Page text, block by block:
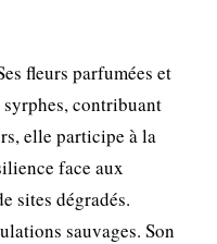
fleurs parfumées et
contribuant
elle participe à la
face aux
sites dégradés.
sauvages. Son